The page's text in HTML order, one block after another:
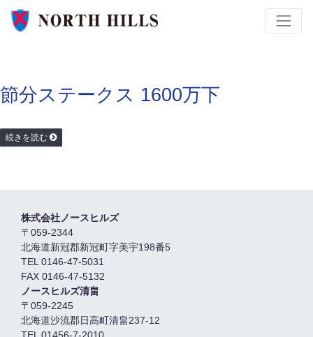
節分ステークス 1600万下
続きを読む
株式会社ノースヒルズ
〒059-2344
北海道新冠郡新冠町字美宇198番5
TEL 0146-47-5031
FAX 0146-47-5132
ノースヒルズ清畠
〒059-2245
北海道沙流郡日高町清畠237-12